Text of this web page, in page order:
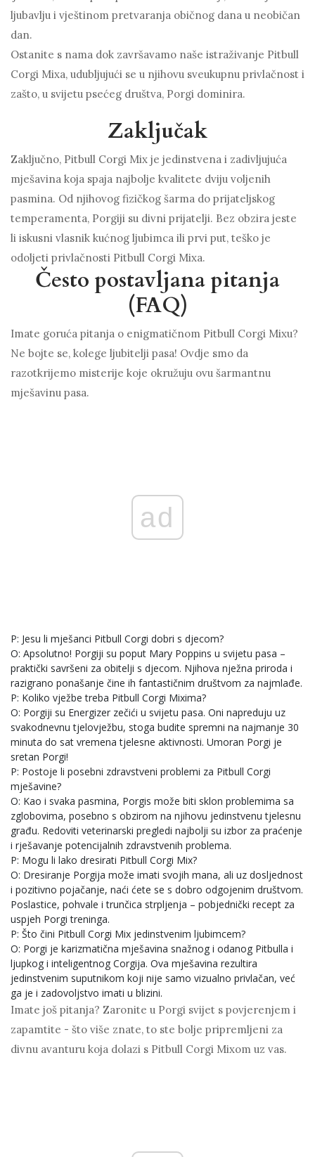
ljubavlju i vještinom pretvaranja običnog dana u neobičan
dan.
Ostanite s nama dok završavamo naše istraživanje Pitbull
Corgi Mixa, udubljujući se u njihovu sveukupnu privlačnost i
zašto, u svijetu psećeg društva, Porgi dominira.
Zaključak
Zaključno, Pitbull Corgi Mix je jedinstvena i zadivljujuća
mješavina koja spaja najbolje kvalitete dviju voljenih
pasmina. Od njihovog fizičkog šarma do prijateljskog
temperamenta, Porgiji su divni prijatelji. Bez obzira jeste
li iskusni vlasnik kućnog ljubimca ili prvi put, teško je
odoljeti privlačnosti Pitbull Corgi Mixa.
Često postavljana pitanja
(FAQ)
Imate goruća pitanja o enigmatičnom Pitbull Corgi Mixu?
Ne bojte se, kolege ljubitelji pasa! Ovdje smo da
razotkrijemo misterije koje okružuju ovu šarmantnu
mješavinu pasa.
ad
P: Jesu li mješanci Pitbull Corgi dobri s djecom?
O: Apsolutno! Porgiji su poput Mary Poppins u svijetu pasa –
praktički savršeni za obitelji s djecom. Njihova nježna priroda i
razigrano ponašanje čine ih fantastičnim društvom za najmlađe.
P: Koliko vježbe treba Pitbull Corgi Mixima?
O: Porgiji su Energizer zečići u svijetu pasa. Oni napreduju uz
svakodnevnu tjelovježbu, stoga budite spremni na najmanje 30
minuta do sat vremena tjelesne aktivnosti. Umoran Porgi je
sretan Porgi!
P: Postoje li posebni zdravstveni problemi za Pitbull Corgi
mješavine?
O: Kao i svaka pasmina, Porgis može biti sklon problemima sa
zglobovima, posebno s obzirom na njihovu jedinstvenu tjelesnu
građu. Redoviti veterinarski pregledi najbolji su izbor za praćenje
i rješavanje potencijalnih zdravstvenih problema.
P: Mogu li lako dresirati Pitbull Corgi Mix?
O: Dresiranje Porgija može imati svojih mana, ali uz dosljednost
i pozitivno pojačanje, naći ćete se s dobro odgojenim društvom.
Poslastice, pohvale i trunčica strpljenja – pobjednički recept za
uspjeh Porgi treninga.
P: Što čini Pitbull Corgi Mix jedinstvenim ljubimcem?
O: Porgi je karizmatična mješavina snažnog i odanog Pitbulla i
ljupkog i inteligentnog Corgija. Ova mješavina rezultira
jedinstvenim suputnikom koji nije samo vizualno privlačan, već
ga je i zadovoljstvo imati u blizini.
Imate još pitanja? Zaronite u Porgi svijet s povjerenjem i
zapamtite - što više znate, to ste bolje pripremljeni za
divnu avanturu koja dolazi s Pitbull Corgi Mixom uz vas.